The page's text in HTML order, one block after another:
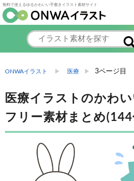
無料で使えるゆるかわいい手書きイラスト素材サイト
ONWAイラスト 医療 3ページ目
医療イラストのかわ
フリー素材まとめ